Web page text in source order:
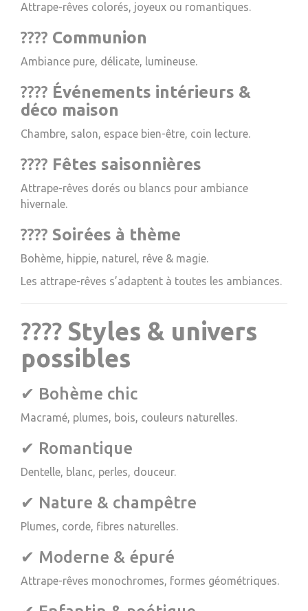
Attrape-rêves colorés, joyeux ou romantiques.
???? Communion
Ambiance pure, délicate, lumineuse.
???? Événements intérieurs &
déco maison
Chambre, salon, espace bien-être, coin lecture.
???? Fêtes saisonnières
Attrape-rêves dorés ou blancs pour ambiance
hivernale.
???? Soirées à thème
Bohème, hippie, naturel, rêve & magie.
Les attrape-rêves s’adaptent à toutes les ambiances.
???? Styles & univers
possibles
✔ Bohème chic
Macramé, plumes, bois, couleurs naturelles.
✔ Romantique
Dentelle, blanc, perles, douceur.
✔ Nature & champêtre
Plumes, corde, fibres naturelles.
✔ Moderne & épuré
Attrape-rêves monochromes, formes géométriques.